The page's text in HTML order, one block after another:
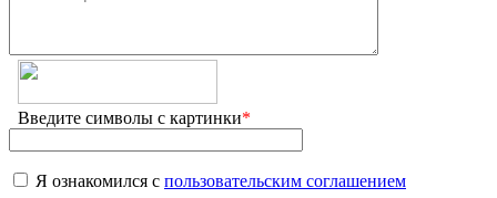
Введите символы с картинки*
Я ознакомился с пользовательским соглашением